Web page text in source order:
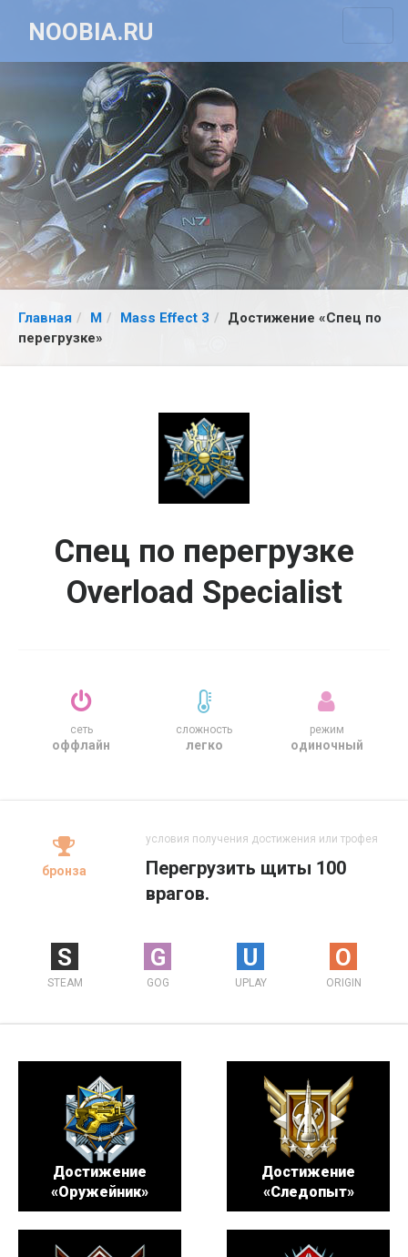
NOOBIA.RU
Главная M Mass Effect 3
Достижение «Спец по
перегрузке»
Спец по перегрузке
Overload Specialist
сеть
оффлайн
сложность
легко
режим
одиночный
бронза
условия получения достижения или трофея
Перегрузить щиты 100
врагов.
S
STEAM
G
GOG
U
UPLAY
O
ORIGIN
Достижение
«Оружейник»
Достижение
«Следопыт»